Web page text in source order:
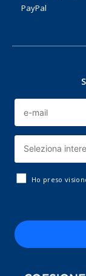
PayPal
Ho preso